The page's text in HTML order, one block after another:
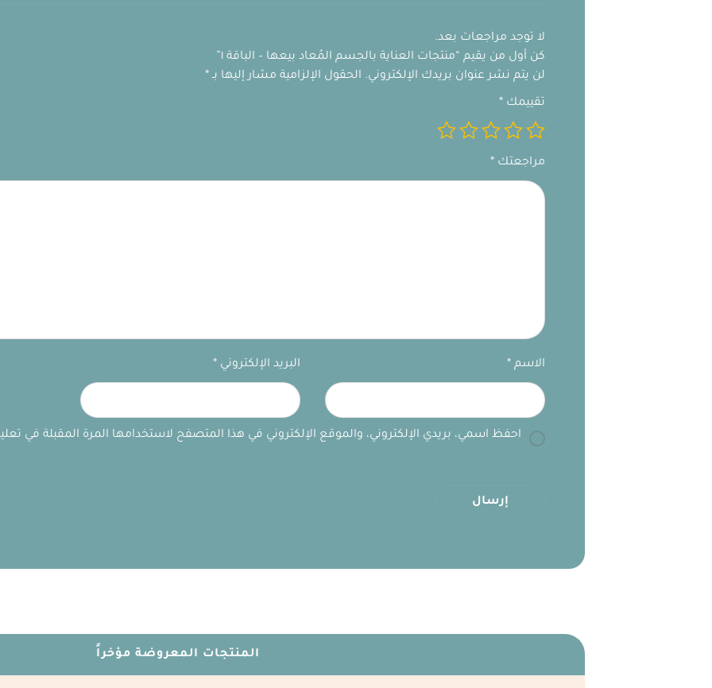
لا توجد مراجعات بعد.
كن أول من يقيم “منتجات العناية بالجسم المُعاد بيعها – الباقة ١”
لن يتم نشر عنوان بريدك الإلكتروني. الحقول الإلزامية مشار إليها بـ *
تقييمك *
مراجعتك *
الاسم * البريد الإلكتروني *
احفظ اسمي، بريدي الإلكتروني، والموقع الإلكتروني في هذا المتصفح لاستخدامها المرة المقبلة في
إرسال
المنتجات المعروضة مؤخراً